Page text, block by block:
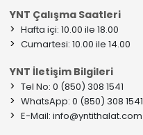
YNT Çalışma Saatleri
> Hafta içi: 10.00 ile 18.00
> Cumartesi: 10.00 ile 14.00
YNT İletişim Bilgileri
> Tel No: 0 (850) 308 1541
> WhatsApp: 0 (850) 308 1541
> E-Mail: info@yntithalat.com